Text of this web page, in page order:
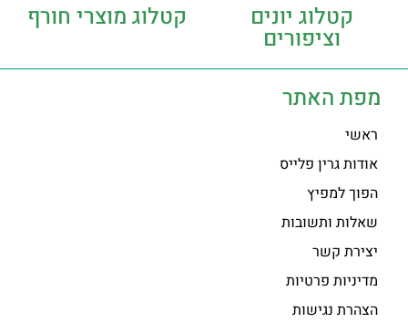
קטלוג יונים
וציפורים
קטלוג מוצרי חורף
מפת האתר
ראשי
אודות גרין פלייס
הפוך למפיץ
שאלות ותשובות
יצירת קשר
מדיניות פרטיות
הצהרת נגישות